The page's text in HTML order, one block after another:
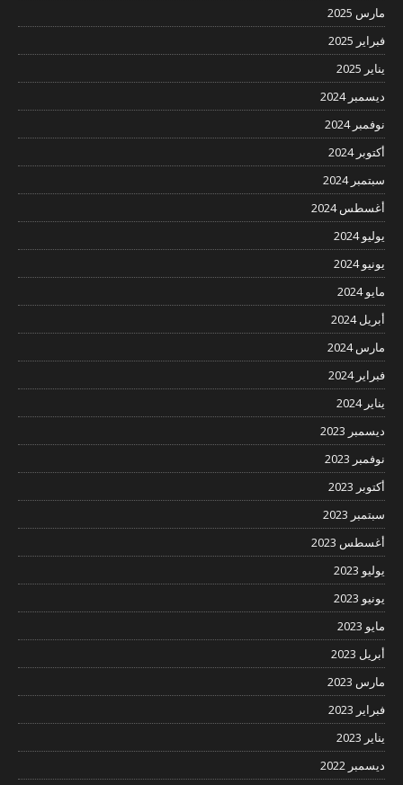
مارس 2025
فبراير 2025
يناير 2025
ديسمبر 2024
نوفمبر 2024
أكتوبر 2024
سبتمبر 2024
أغسطس 2024
يوليو 2024
يونيو 2024
مايو 2024
أبريل 2024
مارس 2024
فبراير 2024
يناير 2024
ديسمبر 2023
نوفمبر 2023
أكتوبر 2023
سبتمبر 2023
أغسطس 2023
يوليو 2023
يونيو 2023
مايو 2023
أبريل 2023
مارس 2023
فبراير 2023
يناير 2023
ديسمبر 2022